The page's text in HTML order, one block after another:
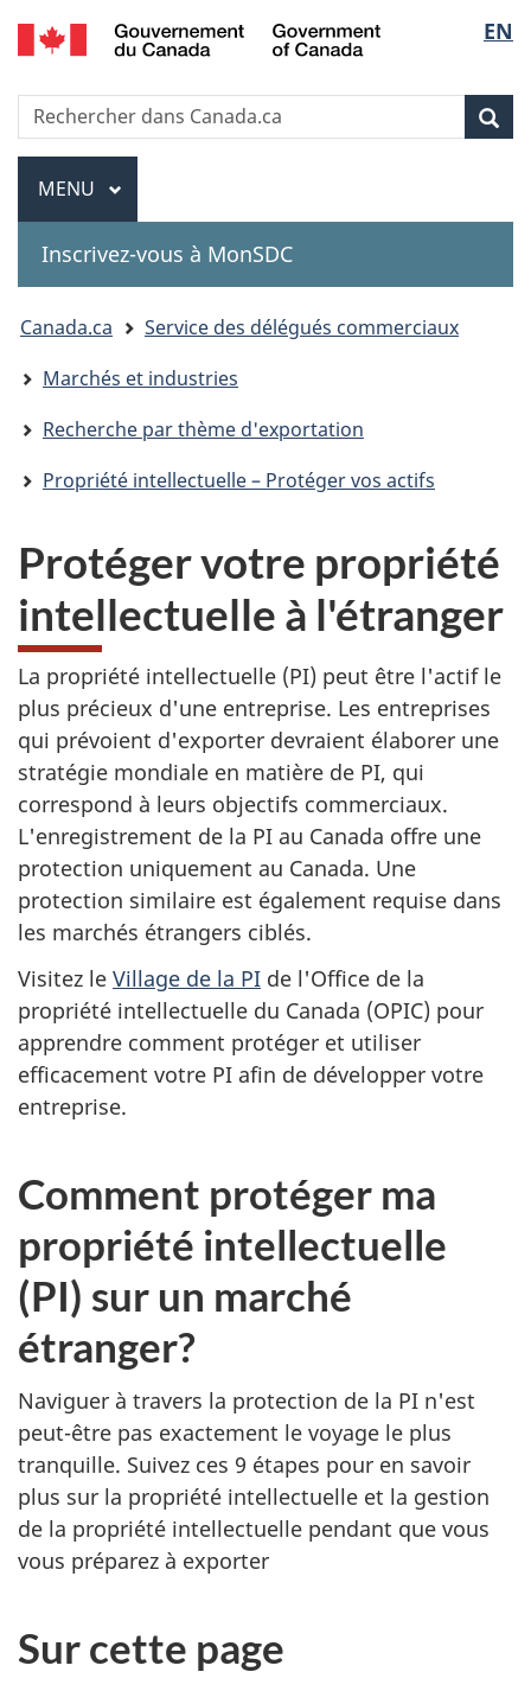
Passer
au
principal
Passer
à
Au
sujet
»
Passer
à
version
HTML
de
la
EN
Government
Recherche
Rechercher
dans
Canada.ca
Menu
MENU PRINCIPAL
Inscrivez-vous à MonSDC
You
are
here:
Canada.ca
Service des délégués commerciaux
Marchés et industries
Recherche par thème d'exportation
Propriété intellectuelle – Protéger vos actifs
Protéger votre propriété
intellectuelle à l'étranger
La propriété intellectuelle (PI) peut être l'actif le
plus précieux d'une entreprise. Les entreprises
qui prévoient d'exporter devraient élaborer une
stratégie mondiale en matière de PI, qui
correspond à leurs objectifs commerciaux.
L'enregistrement de la PI au Canada offre une
protection uniquement au Canada. Une
protection similaire est également requise dans
les marchés étrangers ciblés.
Visitez le Village de la PI de l'Office de la
propriété intellectuelle du Canada (OPIC) pour
apprendre comment protéger et utiliser
efficacement votre PI afin de développer votre
entreprise.
Comment protéger ma
propriété intellectuelle
(PI) sur un marché
étranger?
Naviguer à travers la protection de la PI n'est
peut-être pas exactement le voyage le plus
tranquille. Suivez ces 9 étapes pour en savoir
plus sur la propriété intellectuelle et la gestion
de la propriété intellectuelle pendant que vous
vous préparez à exporter
Sur cette page